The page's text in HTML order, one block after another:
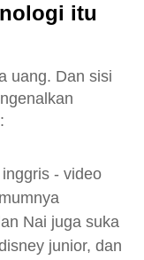
itu
uang. Dan sisi
- video
Nai juga suka
junior, dan